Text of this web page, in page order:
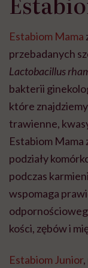
Estabiom Mama
przebadanych
Lactobacillus
bakterii
które
trawienne,
Estabiom Mama
podziały
podczas
wspomaga
kości, zębów i
Estabiom Junior